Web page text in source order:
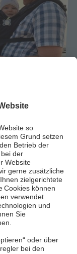
den
neue
erzählen